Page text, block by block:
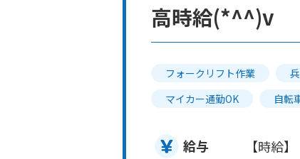
高時給(*^^)v
フォークリフト作業
マイカー通勤OK
自転
給与
【時給】